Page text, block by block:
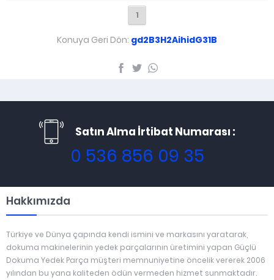
1
Konuya Geri Dön: gd2B3H2AihidG31B
Satın Alma İrtibat Numarası :
0 536 856 09 35
Hakkımızda
Türkiye ve Dünya çapında kendi ismini ve markasını yaratarak,
dokuma makinelerinin yedek parçalarının üretimini yapan Güçlü
Dokuma Yedek Parça müşteri memnuniyetine öncelik vererek 2006
yılından bu yana kaliteden ödün vermeden hizmet sunmaktadır.